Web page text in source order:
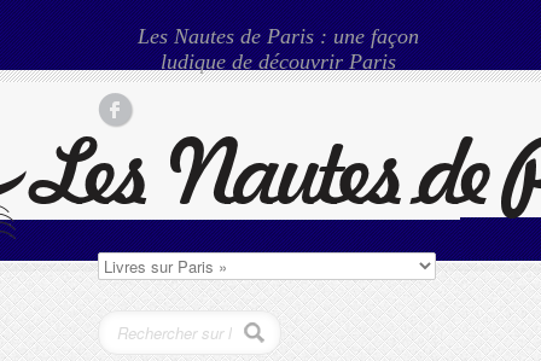
Les Nautes de Paris : une façon
ludique de découvrir Paris